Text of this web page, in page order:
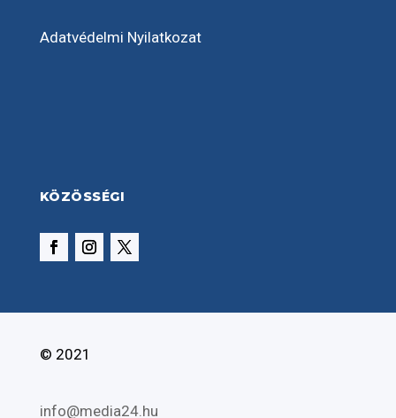
Adatvédelmi Nyilatkozat
KÖZÖSSÉGI
© 2021
info@media24.hu